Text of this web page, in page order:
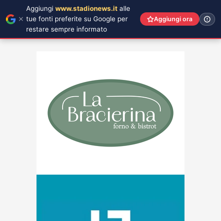
Aggiungi www.stadionews.it alle
tue fonti preferite su Google per
restare sempre informato
Aggiungi ora